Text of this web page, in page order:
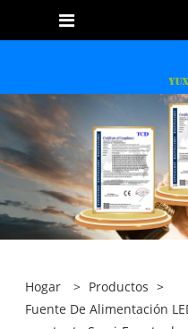
Hogar > Productos >
Fuente De Alimentación